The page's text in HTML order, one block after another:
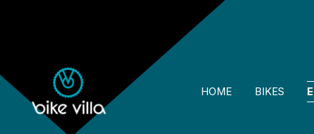
Zur Hauptnavigation springen
HOME BIKES